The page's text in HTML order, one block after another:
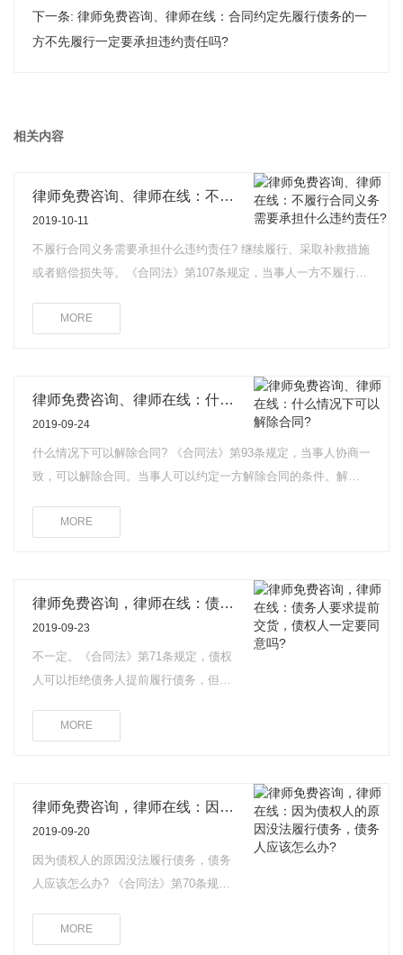
下一条: 律师免费咨询、律师在线：合同约定先履行债务的一
方不先履行一定要承担违约责任吗?
相关内容
律师免费咨询、律师在线：不履行合同义务需要承担什么违约责任?
2019-10-11
不履行合同义务需要承担什么违约责任? 继续履行、采取补救措施
或者赔偿损失等。《合同法》第107条规定，当事人一方不履行合
取补救措施或者赔偿损失等违约责任。第110条规定，当事人一方
履行;(2)债务的标的不适于强制履行或者履行费用过高;(3)债权人在
合理期限内未要求履行。第113条第1款规定，当事人一方不履行
失赔偿额应当相当于因违约所造成的损失，包括合同履行后可以
获得的利益，但不得超过违反合同一方订立合同时预见到或者应
当预见到的因违反合同可能造成的损失。
MORE
律师免费咨询、律师在线：什么情况下可以解除合同?
2019-09-24
什么情况下可以解除合同? 《合同法》第93条规定，当事人协商一
致，可以解除合同。当事人可以约定一方解除合同的条件。解除
列情形之一的，当事人可以解除合同：(1)因不可抗力致使不能实
务，经催告后在合理期限内仍未履行;(4)当事人一方迟延履行债务
或者有其他违约行为致使不能实现合同目的;(5)法律规定的其他情
MORE
律师免费咨询，律师在线：债务人要求提前交货，债权人一定要同意吗?
2019-09-23
不一定。《合同法》第71条规定，债权
人可以拒绝债务人提前履行债务，但提
人提前履行债务给债权人增加的费用，
MORE
律师免费咨询，律师在线：因为债权人的原因没法履行债务，债务人应该怎么办?
2019-09-20
因为债权人的原因没法履行债务，债务
人应该怎么办? 《合同法》第70条规
有通知债务人，致使履行债务发生困难
MORE